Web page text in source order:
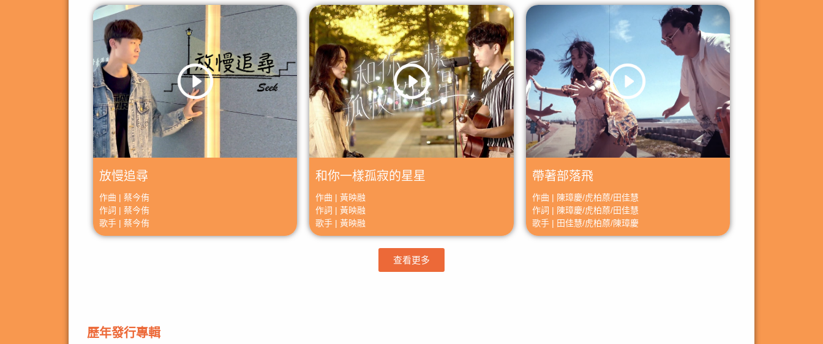
放慢追尋
作曲 | 蔡今侑
作詞 | 蔡今侑
歌手 | 蔡今侑
和你一樣孤寂的星星
作曲 | 黃映融
作詞 | 黃映融
歌手 | 黃映融
帶著部落飛
作曲 | 陳璋慶/虎柏蒝/田佳慧
作詞 | 陳璋慶/虎柏蒝/田佳慧
歌手 | 田佳慧/虎柏蒝/陳璋慶
查看更多
歷年發行專輯